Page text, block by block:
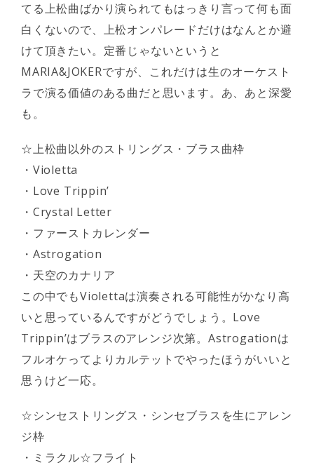
てる上松曲ばかり演られてもはっきり言って何も面
白くないので、上松オンパレードだけはなんとか避
けて頂きたい。定番じゃないというと
MARIA&JOKERですが、これだけは生のオーケスト
ラで演る価値のある曲だと思います。あ、あと深愛
も。
☆上松曲以外のストリングス・ブラス曲枠
・Violetta
・Love Trippin’
・Crystal Letter
・ファーストカレンダー
・Astrogation
・天空のカナリア
この中でもViolettaは演奏される可能性がかなり高
いと思っているんですがどうでしょう。Love
Trippin’はブラスのアレンジ次第。Astrogationは
フルオケってよりカルテットでやったほうがいいと
思うけど一応。
☆シンセストリングス・シンセブラスを生にアレン
ジ枠
・ミラクル☆フライト